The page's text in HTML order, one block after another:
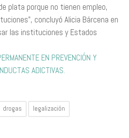
plata porque no tienen empleo,
concluyó Alicia Bárcena en
las instituciones y Estados
EN PREVENCIÓN Y
ADICTIVAS.
drogas legalización